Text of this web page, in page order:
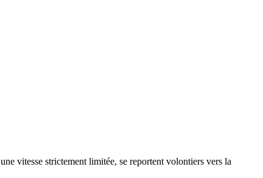
vitesse strictement limitée, se reportent volontiers vers la